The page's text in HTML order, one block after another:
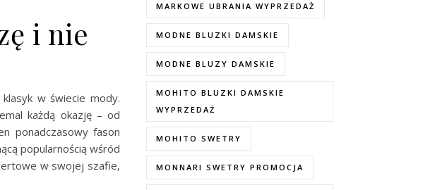
i nie
w świecie mody.
każdą okazję – od
ponadczasowy fason
popularnością wśród
w swojej szafie,
MARKOWE UBRANIA WYPRZEDAŻ
MODNE BLUZKI DAMSKIE
MODNE BLUZY DAMSKIE
MOHITO BLUZKI DAMSKIE
WYPRZEDAŻ
MOHITO SWETRY
MONNARI SWETRY PROMOCJA